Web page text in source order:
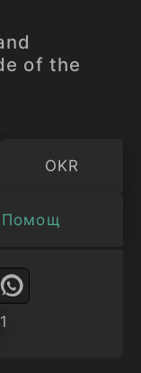
of the
OKR
Помощ
1